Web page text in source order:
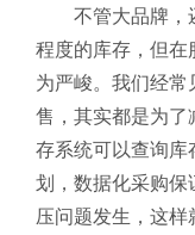
不管大品牌，
程度的库存，但在
为严峻。我们经常
售，其实都是为了
存系统可以查询库
划，数据化采购保
压问题发生，这